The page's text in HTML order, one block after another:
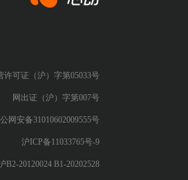
许可证（沪）字第05033号
网出证（沪）字第007号
网安备31010602009555号
沪ICP备11033765号-9
B2-20120024 B1-20202528